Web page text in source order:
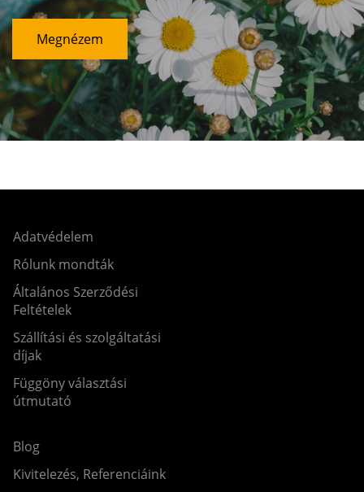
Megnézem
Adatvédelem
Rólunk mondták
Általános Szerződési
Feltételek
Szállítási és szolgáltatási
díjak
Függöny választási
útmutató
Blog
Kivitelezés, Referenciáink